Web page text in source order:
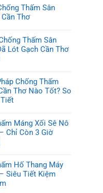
Thấm Sân
Thơ
Thấm Sân
Lót Gạch Cần Thơ
Chống Thấm
Thơ Nào Tốt? So
Máng Xối Sê Nô
Chỉ Còn 3 Giờ
Hố Thang Máy
Siêu Tiết Kiệm